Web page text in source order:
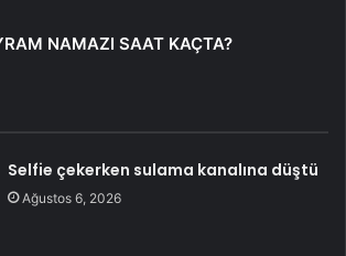
NAMAZI SAAT KAÇTA?
Selfie çekerken sulama kanalına düştü
Ağustos 6, 2026